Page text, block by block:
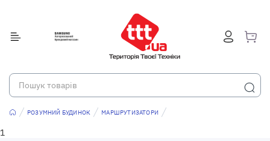
РОЗУМНИЙ БУДИНОК МАРШРУТИЗАТОРИ
1